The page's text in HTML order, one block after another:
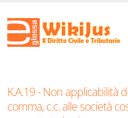
K.A.19 - Non applicabilità
comma, c.c. alle società